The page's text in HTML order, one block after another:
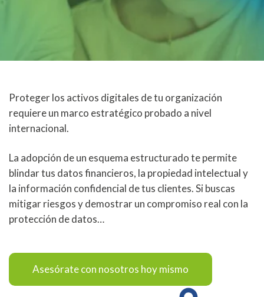
Proteger los activos digitales de tu organización
requiere un marco estratégico probado a nivel
internacional.
La adopción de un esquema estructurado te permite
blindar tus datos financieros, la propiedad intelectual y
la información confidencial de tus clientes. Si buscas
mitigar riesgos y demostrar un compromiso real con la
protección de datos…
Asesórate con nosotros hoy mismo